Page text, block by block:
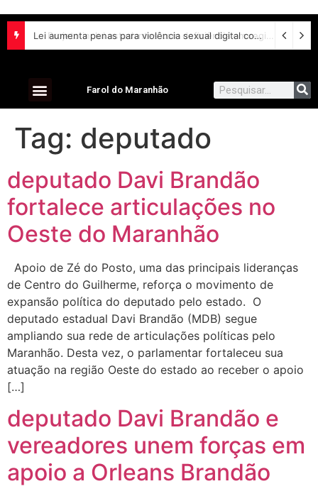
Lei aumenta penas para violência sexual digital contra crianças e adolescentes e endurece punições
Farol do Maranhão
Tag: deputado
deputado Davi Brandão
fortalece articulações no
Oeste do Maranhão
Apoio de Zé do Posto, uma das principais lideranças
de Centro do Guilherme, reforça o movimento de
expansão política do deputado pelo estado. O
deputado estadual Davi Brandão (MDB) segue
ampliando sua rede de articulações políticas pelo
Maranhão. Desta vez, o parlamentar fortaleceu sua
atuação na região Oeste do estado ao receber o apoio
[…]
deputado Davi Brandão e
vereadores unem forças em
apoio a Orleans Brandão